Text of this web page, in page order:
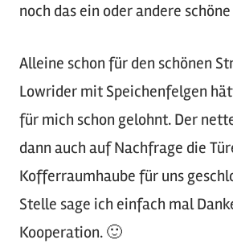
noch das ein oder andere
Alleine schon für den schönen
Lowrider mit Speichenfelgen
für mich schon gelohnt. Der
dann auch auf Nachfrage die
Kofferraumhaube für uns
Stelle sage ich einfach mal
Kooperation. 🙂